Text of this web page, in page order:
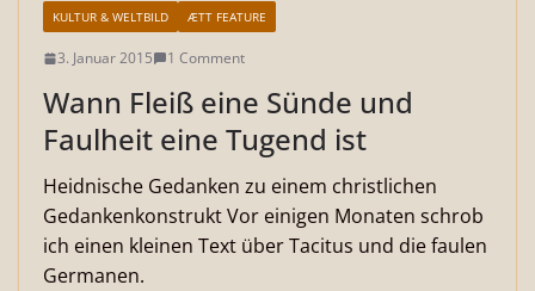
KULTUR & WELTBILD ÆTT FEATURE
3. Januar 2015 1 Comment
Wann Fleiß eine Sünde und
Faulheit eine Tugend ist
Heidnische Gedanken zu einem christlichen
Gedankenkonstrukt Vor einigen Monaten schrob
ich einen kleinen Text über Tacitus und die faulen
Germanen.